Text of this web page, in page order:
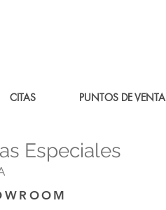
CITAS PUNTOS DE VENTA
Especiales